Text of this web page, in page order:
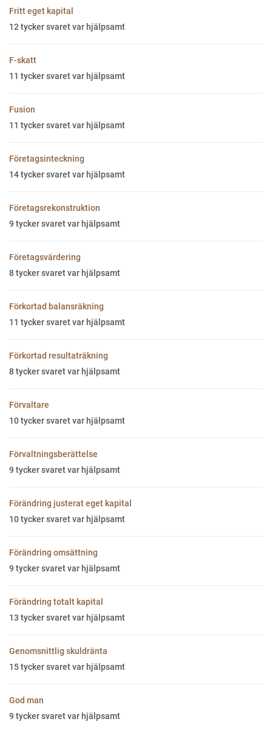
Fritt eget kapital
12tycker svaret var hjälpsamt
F-skatt
11 tycker svaret var hjälpsamt
Fusion
11 tycker svaret var hjälpsamt
Företagsinteckning
14tycker svaret var hjälpsamt
Företagsrekonstruktion
9 tycker svaret var hjälpsamt
Företagsvärdering
8tycker svaret var hjälpsamt
Förkortad balansräkning
11 tycker svaret var hjälpsamt
Förkortad resultaträkning
8tycker svaret var hjälpsamt
Förvaltare
10tycker svaret var hjälpsamt
Förvaltningsberättelse
9 tycker svaret var hjälpsamt
Förändring justerat eget kapital
10tycker svaret var hjälpsamt
Förändring omsättning
9 tycker svaret var hjälpsamt
Förändring totalt kapital
13 tycker svaret var hjälpsamt
Genomsnittlig skuldränta
15tycker svaret var hjälpsamt
God man
9 tycker svaret var hjälpsamt